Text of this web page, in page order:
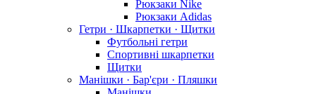
Рюкзаки Nike
Рюкзаки Adidas
Гетри · Шкарпетки · Щитки
Футбольні гетри
Спортивні шкарпетки
Щитки
Манішки · Бар'єри · Пляшки